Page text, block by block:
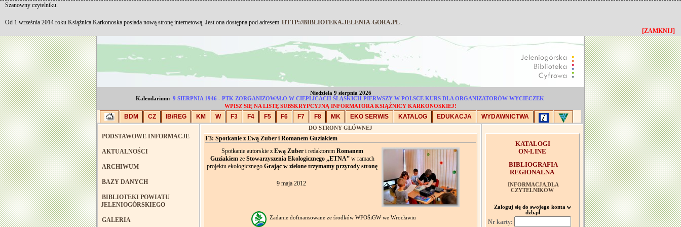
Niedziela 9 sierpnia 2026
Kalendarium: 9 SIERPNIA 1946 - PTK ZORGANIZOWAŁO W CIEPLICACH ŚLĄSKICH PIERWSZY W POLSCE KURS DLA ORGANIZATORÓW WYCIECZEK
WPISZ SIĘ NA LISTĘ SUBSKRYPCYJNĄ INFORMATORA KSIĄŻNICY KARKONOSKIEJ!
BDM CZ IB/REG KM W F3 F4 F5 F6 F7 F8 MK EKO SERWIS KATALOG EDUKACJA WYDAWNICTWA
PODSTAWOWE INFORMACJE
AKTUALNOŚCI
ARCHIWUM
BAZY DANYCH
BIBLIOTEKI POWIATU
JELENIOGÓRSKIEGO
GALERIA
DO STRONY GŁÓWNEJ
F3: Spotkanie z Ewą Zuber i Romanem Guziakiem
Spotkanie autorskie z Ewą Zuberi redaktorem Romanem
Guziakiemze Stowarzyszenia Ekologicznego „ETNA”w ramach
projektu ekologicznego Grając w zielone trzymamy przyrody stronę
9 maja 2012
Zadanie dofinansowane ze środków WFOŚiGW we Wrocławiu
KATALOGI
ON-LINE
BIBLIOGRAFIA
REGIONALNA
INFORMACJA DLA
CZYTELNIKÓW
Zaloguj się do swojego konta w
dzb.pl
Nr karty:
Szanowny czytelniku.
Od 1 września 2014 roku Książnica Karkonoska posiada nową stronę internetową. Jest ona dostępna pod adresem HTTP://BIBLIOTEKA.JELENIA-GORA.PL .
[ZAMKNIJ]